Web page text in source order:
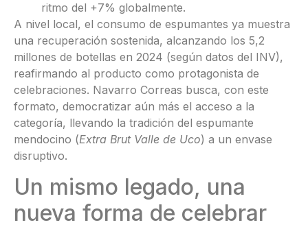
ritmo del +7% globalmente.
A nivel local, el consumo de espumantes ya muestra
una recuperación sostenida, alcanzando los 5,2
millones de botellas en 2024 (según datos del INV),
reafirmando al producto como protagonista de
celebraciones. Navarro Correas busca, con este
formato, democratizar aún más el acceso a la
categoría, llevando la tradición del espumante
mendocino (Extra Brut Valle de Uco) a un envase
disruptivo.
Un mismo legado, una
nueva forma de celebrar